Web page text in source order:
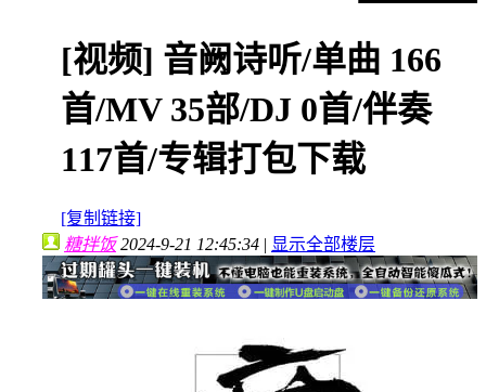
[视频] 音阙诗听/单曲 166
首/MV 35部/DJ 0首/伴奏
117首/专辑打包下载
[复制链接]
糖拌饭2024-9-21 12:45:34 | 显示全部楼层